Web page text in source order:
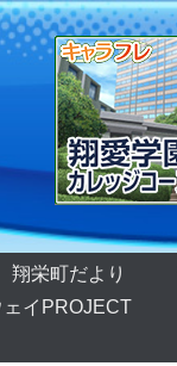
翔栄町だより
イPROJECT